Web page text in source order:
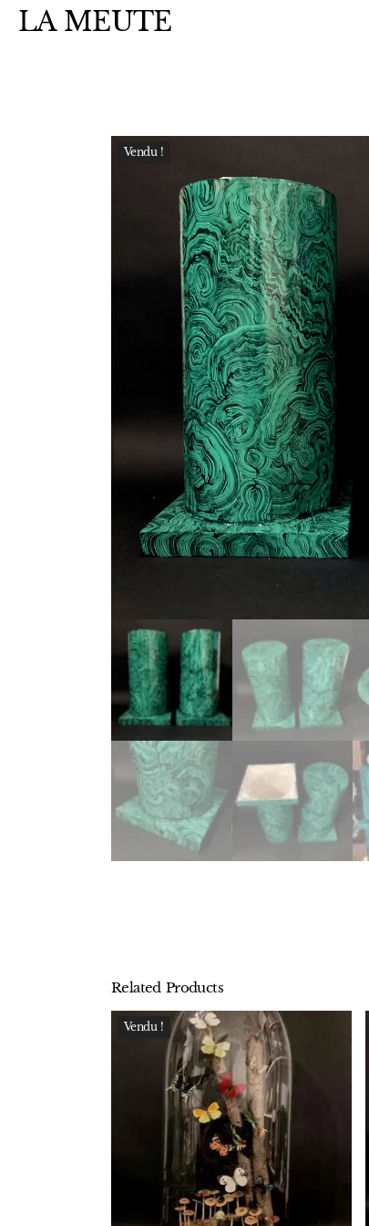
LA MEUTE
Vendu !
Related Products
Vendu !